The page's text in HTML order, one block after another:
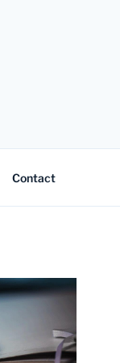
Contact